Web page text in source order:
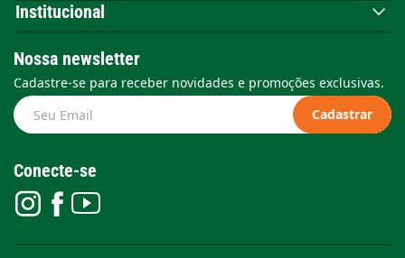
Institucional
Nossa newsletter
Cadastre-se para receber novidades e promoções exclusivas.
Cadastrar
Conecte-se